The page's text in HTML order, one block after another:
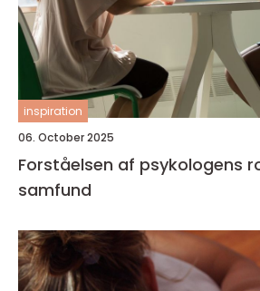
inspiration
06. October 2025
Forståelsen af psykologens
samfund